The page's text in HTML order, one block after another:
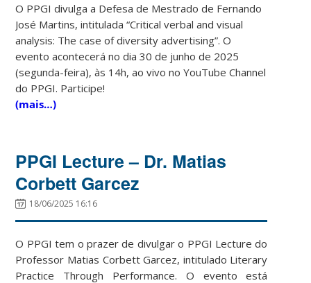
O PPGI divulga a Defesa de Mestrado de Fernando
José Martins, intitulada “Critical verbal and visual
analysis: The case of diversity advertising”. O
evento acontecerá no dia 30 de junho de 2025
(segunda-feira), às 14h, ao vivo no YouTube Channel
do PPGI. Participe!
(mais…)
PPGI Lecture – Dr. Matias
Corbett Garcez
18/06/2025 16:16
O PPGI tem o prazer de divulgar o PPGI Lecture do
Professor Matias Corbett Garcez, intitulado Literary
Practice Through Performance. O evento está